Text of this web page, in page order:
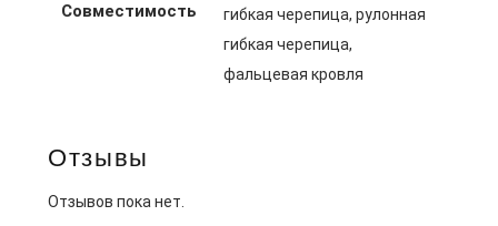
Совместимость
гибкая черепица, рулонная
гибкая черепица,
фальцевая кровля
Отзывы
Отзывов пока нет.